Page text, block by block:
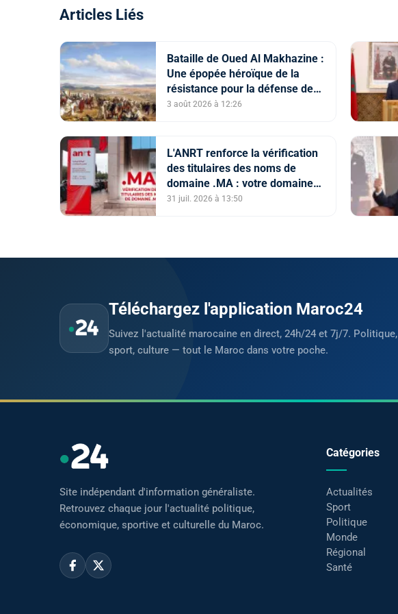
Articles Liés
Bataille de Oued Al Makhazine :
Une épopée héroïque de la
résistance pour la défense des
constantes nationales
3 août 2026 à 12:26
L'ANRT renforce la vérification
des titulaires des noms de
domaine .MA : votre domaine
est-il en ServerHold ?
31 juil. 2026 à 13:50
Téléchargez l'application Maroc24
Suivez l'actualité marocaine en direct, 24h/24 et 7j/7.
sport, culture — tout le Maroc dans votre poche.
Site indépendant d'information généraliste.
Retrouvez chaque jour l'actualité politique,
économique, sportive et culturelle du Maroc.
Catégories
Actualités
Sport
Politique
Monde
Régional
Santé